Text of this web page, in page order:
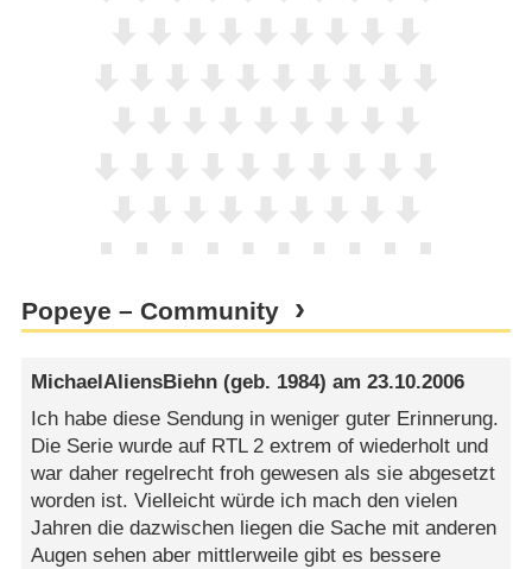
Popeye – Community
MichaelAliensBiehn (geb. 1984) am23.10.2006
Ich habe diese Sendung in weniger guter Erinnerung.
Die Serie wurde auf RTL 2 extrem of wiederholt und
war daher regelrecht froh gewesen als sie abgesetzt
worden ist. Vielleicht würde ich mach den vielen
Jahren die dazwischen liegen die Sache mit anderen
Augen sehen aber mittlerweile gibt es bessere